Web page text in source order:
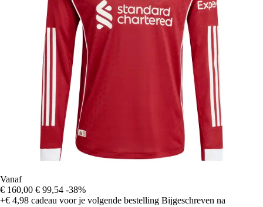
Vanaf
€ 160,00 € 99,54 -38%
+€ 4,98 cadeau voor je volgende bestelling Bijgeschreven na